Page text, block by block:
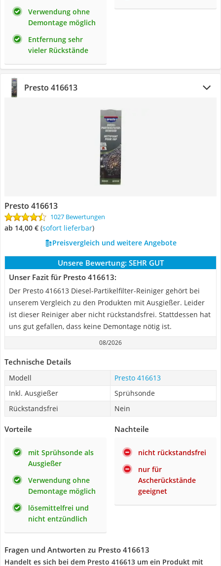
Verwendung ohne
Demontage möglich
Entfernung sehr
vieler Rückstände
Presto 416613
Presto 416613
1027 Bewertungen
ab 14,00 € ( Sofort lieferbar)
Preisvergleich und weitere Angebote
Unsere Bewertung: SEHR GUT
Unser Fazit für Presto 416613:
Der Presto 416613 Diesel-Partikelfilter-Reiniger gehört bei
unserem Vergleich zu den Produkten mit Ausgießer. Leider
ist dieser Reiniger aber nicht rückstandsfrei. Stattdessen hat
uns gut gefallen, dass keine Demontage nötig ist.
08/2026
Technische Details
Modell
Presto 416613
Inkl. Ausgießer
Sprühsonde
Rückstandsfrei
Nein
Vorteile
mit Sprühsonde als
Ausgießer
Verwendung ohne
Demontage möglich
lösemittelfrei und
nicht entzündlich
Nachteile
nicht rückstandsfrei
nur für
Ascherückstände
geeignet
Fragen und Antworten zu Presto 416613
Handelt es sich bei dem Presto 416613 um ein Produkt mit